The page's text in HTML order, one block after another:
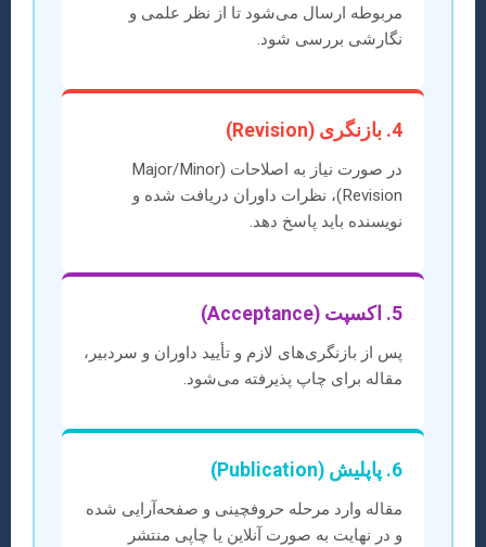
مربوطه ارسال می‌شود تا از نظر علمی و
نگارشی بررسی شود.
4. بازنگری (Revision)
در صورت نیاز به اصلاحات (Major/Minor
Revision)، نظرات داوران دریافت شده و
نویسنده باید پاسخ دهد.
5. اکسپت (Acceptance)
پس از بازنگری‌های لازم و تأیید داوران و سردبیر،
مقاله برای چاپ پذیرفته می‌شود.
6. پاپلیش (Publication)
مقاله وارد مرحله حروفچینی و صفحه‌آرایی شده
و در نهایت به صورت آنلاین یا چاپی منتشر